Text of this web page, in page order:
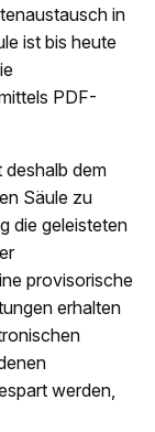
in
ist bis heute
PDF-
deshalb dem
Säule zu
die geleisteten
provisorische
erhalten
werden,